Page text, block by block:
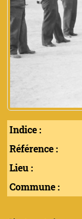
Indice :
Référence :
Lieu :
Commune :